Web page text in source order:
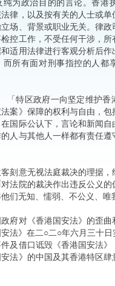
律，以及按有关的人士或
场、背景或职业无关。律
控工作，不受任何干涉，
适用法律进行客观分析后
而所有面对刑事指控的人都
一向坚定维护香港市
案》保障的权利与自由，
国际公认下，言论和新闻
人与其他人一样都有责任
意无视法庭裁决的理据，
法院的裁决作出违反公义
们无知、懦弱、不公义、唯
对《香港国安法》的歪曲
安法》在二○二○年六月三十
及借口诋毁《香港国安法
法》的中国及其香港特区